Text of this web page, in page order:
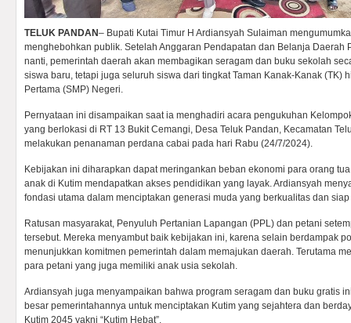
TELUK PANDAN– Bupati Kutai Timur H Ardiansyah Sulaiman
menghebohkan publik. Setelah Anggaran Pendapatan dan Belanja Daerah
nanti, pemerintah daerah akan membagikan seragam dan buku sekolah
siswa baru, tetapi juga seluruh siswa dari tingkat Taman Kanak-Kanak (TK)
Pertama (SMP) Negeri.
Pernyataan ini disampaikan saat ia menghadiri acara pengukuhan
yang berlokasi di RT 13 Bukit Cemangi, Desa Teluk Pandan, Kecamatan
melakukan penanaman perdana cabai pada hari Rabu (24/7/2024).
Kebijakan ini diharapkan dapat meringankan beban ekonomi para orang
anak di Kutim mendapatkan akses pendidikan yang layak. Ardiansyah
fondasi utama dalam menciptakan generasi muda yang berkualitas dan
Ratusan masyarakat, Penyuluh Pertanian Lapangan (PPL) dan petani
tersebut. Mereka menyambut baik kebijakan ini, karena selain berdampak
menunjukkan komitmen pemerintah dalam memajukan daerah. Terutama
para petani yang juga memiliki anak usia sekolah.
Ardiansyah juga menyampaikan bahwa program seragam dan buku gratis
besar pemerintahannya untuk menciptakan Kutim yang sejahtera dan
Kutim 2045 yakni “Kutim Hebat”.